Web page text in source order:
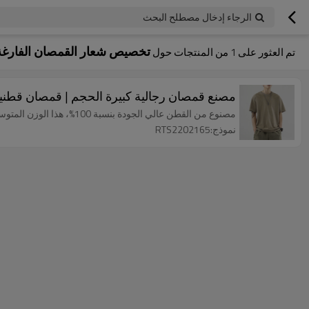
الرجاء إدخال مصطلح البحث
تم العثور على 1 من المنتجات حولتخصيص شعار القمصان
مصنع قمصان رجالية كبيرة الحجم | قمصان قطنية 100٪ كاجوال للتسليم السريع | قمصان فارغة بشعار قابل
مصنوع من القطن عالي الجودة بنسبة 100%، هذا الوزن المتوسط يأخذك خلال كل موسم من السنة.
نموذج:RTS2202165